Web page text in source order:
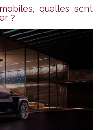
quelles sont
?